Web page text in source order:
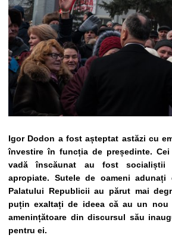
Igor Dodon a fost așteptat astăzi cu
învestire în funcția de președinte.
vadă înscăunat au fost socialiștii
apropiate. Sutele de oameni
Palatului Republicii au părut mai
puțin exaltați de ideea că au un nou
amenințătoare din discursul său
pentru ei.